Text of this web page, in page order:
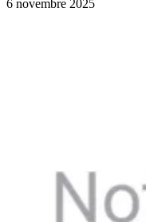
6 novembre 2025